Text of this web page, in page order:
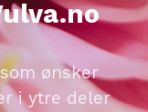
ønsker
i ytre deler